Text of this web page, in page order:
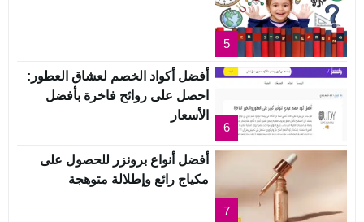
5
6
أفضل أكواد الخصم لعشاق العطور:
احصل على روائح فاخرة بأفضل
الأسعار
7
أفضل أنواع برونزر للحصول على
مكياج رائع وإطلالة متوهجة